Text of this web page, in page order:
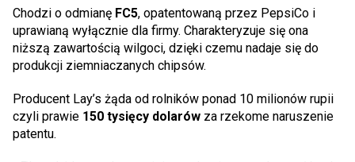
Chodzi o odmianę FC5, opatentowaną przez PepsiCo i
uprawianą wyłącznie dla firmy. Charakteryzuje się ona
niższą zawartością wilgoci, dzięki czemu nadaje się do
produkcji ziemniaczanych chipsów.
Producent Lay’s żąda od rolników ponad 10 milionów rupii
czyli prawie 150 tysięcy dolarów za rzekome naruszenie
patentu.